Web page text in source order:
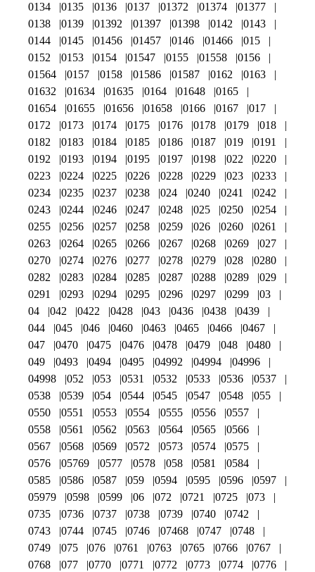
0134 0135 0136 0137 01372 01374
01377
0138
0139 01392 01397 01398 0142
0143
0144
0145 01456 01457 0146 01466
015
0152
0153 0154 01547 0155 01558
0156
01564
0157 0158 01586 01587 0162
0163
01632
01634 01635 0164 01648
0165
01654
01655 01656 01658 0166 0167
017
0172
0173 0174 0175 0176 0178 0179
018
0182
0183 0184 0185 0186 0187 019
0191
0192
0193 0194 0195 0197 0198 022
0220
0223
0224 0225 0226 0228 0229 023
0233
0234
0235 0237 0238 024 0240 0241
0242
0243
0244 0246 0247 0248 025 0250
0254
0255
0256 0257 0258 0259 026 0260
0261
0263
0264 0265 0266 0267 0268 0269
027
0270
0274 0276 0277 0278 0279 028
0280
0282
0283 0284 0285 0287 0288 0289
029
0291
0293 0294 0295 0296 0297 0299
03
04
042 0422 0428 043 0436 0438
0439
044
045 046 0460 0463 0465 0466
0467
047
0470 0475 0476 0478 0479 048
0480
049
0493 0494 0495 04992 04994
04996
04998
052 053 0531 0532 0533 0536
0537
0538
0539 054 0544 0545 0547 0548
055
0550
0551 0553 0554 0555 0556
0557
0558
0561 0562 0563 0564 0565
0566
0567
0568 0569 0572 0573 0574
0575
0576
05769 0577 0578 058 0581
0584
0585
0586 0587 059 0594 0595 0596
0597
05979
0598 0599 06 072 0721 0725
073
0735
0736 0737 0738 0739 0740
0742
0743
0744 0745 0746 07468 0747
0748
0749
075 076 0761 0763 0765 0766
0767
0768
077 0770 0771 0772 0773 0774
0776